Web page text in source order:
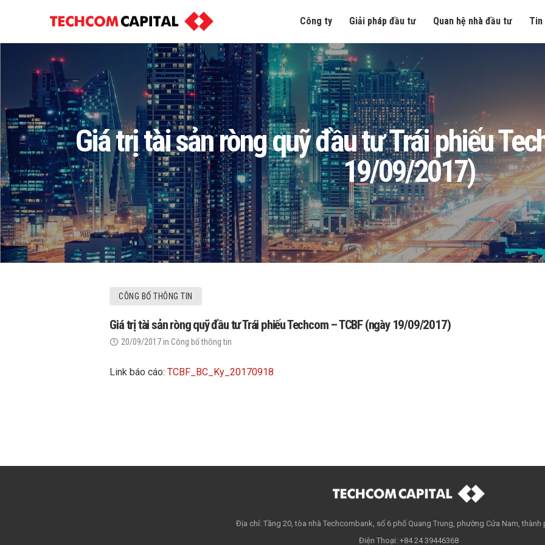
Công ty Giải pháp đầu tư Quan hệ nhà đầu tư
Giá trị tài sản ròng quỹ đầu tư Trái phiếu
19/09/2017)
CÔNG BỐ THÔNG TIN
Giá trị tài sản ròng quỹ đầu tư Trái phiếu Techcom – TCBF (ngày 19/09/2017)
20/09/2017 in Công bố thông tin
Link báo cáo:TCBF_BC_Ky_20170918
Địa chỉ: Tầng 20, tòa nhà Techcombank, số 6 phố Quang Trung, phường Cửa Nam, thành
Điện Thoại: +84 24 39446368